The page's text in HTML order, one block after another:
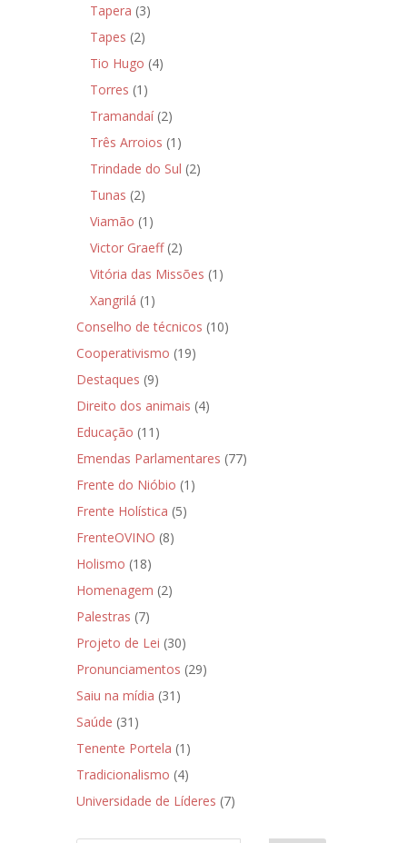
Tapera (3)
Tapes (2)
Tio Hugo (4)
Torres (1)
Tramandaí(2)
Três Arroios (1)
Trindade do Sul (2)
Tunas (2)
Viamão (1)
Victor Graeff(2)
Vitória das Missões (1)
Xangrilá (1)
Conselho de técnicos (10)
Cooperativismo (19)
Destaques (9)
Direito dos animais (4)
Educação (11)
Emendas Parlamentares (77)
Frente do Nióbio (1)
Frente Holística (5)
FrenteOVINO (8)
Holismo (18)
Homenagem (2)
Palestras (7)
Projeto de Lei (30)
Pronunciamentos (29)
Saiu na mídia (31)
Saúde (31)
Tenente Portela (1)
Tradicionalismo (4)
Universidade de Líderes (7)